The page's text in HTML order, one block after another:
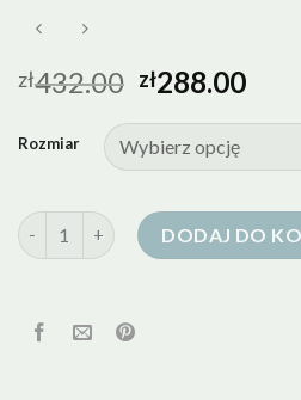
zł432.00 zł288.00
Rozmiar
ilość peak performance kurtka
DODAJ DO